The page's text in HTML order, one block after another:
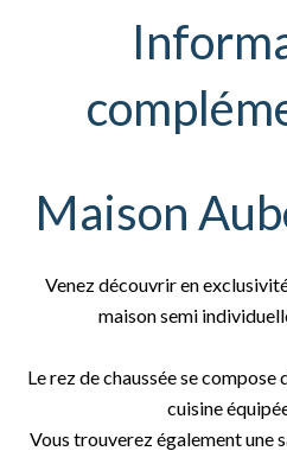
Maison
Venez découvrir en
maison semi
Le rez de chaussée se compose
cuisine
Vous trouverez également une